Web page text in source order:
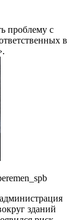
проблему с
в
зданий